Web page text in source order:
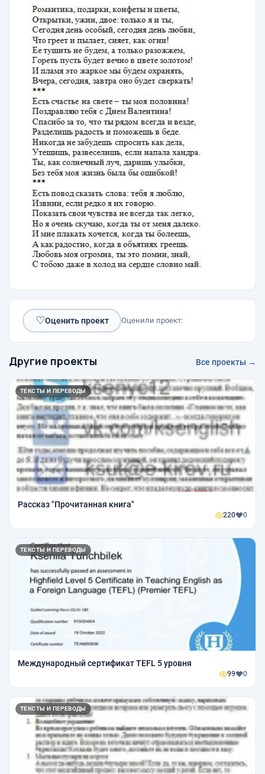
♡Оценить проект Оценили проект:
Другие проекты Все проекты →
ТЕКСТЫ И ПЕРЕВОДЫ
Рассказ "Прочитанная книга"
220 0
ТЕКСТЫ И ПЕРЕВОДЫ
Международный сертификат TEFL 5 уровня
99 0
ТЕКСТЫ И ПЕРЕВОДЫ